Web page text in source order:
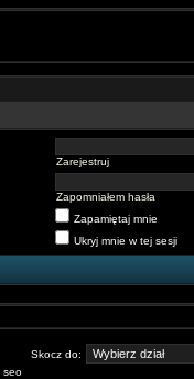
Zarejestruj
Zapomniałem hasła
Zapamiętaj mnie
Ukryj mnie w tej sesji
Skocz do:
seo